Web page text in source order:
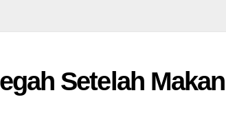
Setelah